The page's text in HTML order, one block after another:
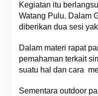
Kegiatan itu
Watang Pulu. Dalam
diberikan dua sesi
Dalam materi rapat
pemahaman terkait
suatu hal dan cara
Sementara outdoor